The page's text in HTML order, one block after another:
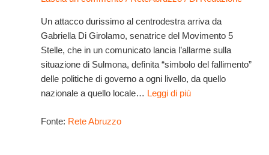
Un attacco durissimo al centrodestra arriva da
Gabriella Di Girolamo, senatrice del Movimento 5
Stelle, che in un comunicato lancia l’allarme sulla
situazione di Sulmona, definita “simbolo del fallimento”
delle politiche di governo a ogni livello, da quello
nazionale a quello locale… Leggi di più
Fonte: Rete Abruzzo